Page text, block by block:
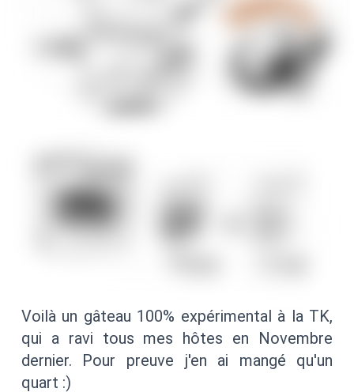
Voilà un gâteau 100% expérimental à la TK,
qui a ravi tous mes hôtes en Novembre
dernier. Pour preuve j'en ai mangé qu'un
quart :)